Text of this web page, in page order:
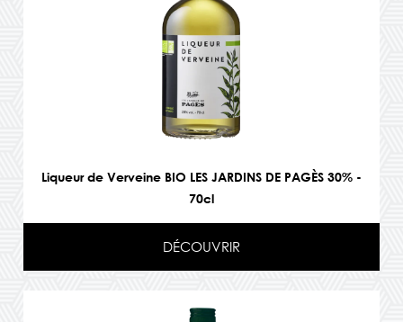
Liqueur de Verveine BIO LES JARDINS DE PAGÈS 30% -
70cl
DÉCOUVRIR